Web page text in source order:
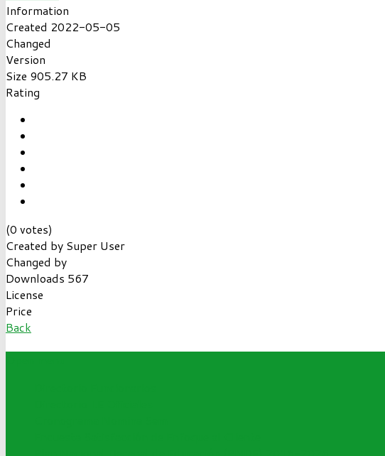
Information
Created 2022-05-05
Changed
Version
Size 905.27 KB
Rating
(0 votes)
Created by Super User
Changed by
Downloads 567
License
Price
Back